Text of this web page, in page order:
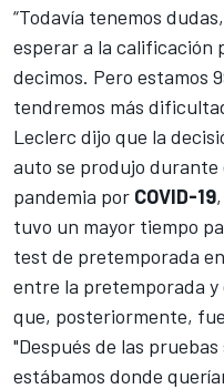
“Todavía tenemos
esperar a la calificación
decimos. Pero estamos
tendremos más
Leclerc dijo que la
auto se produjo
pandemia por COVID-19
tuvo un mayor tiempo
test de pretemporada
entre la pretemporada y
que, posteriormente,
"Después de las
estábamos donde